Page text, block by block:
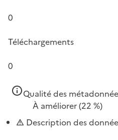
0
Téléchargements
0
Qualité des
À améliorer(22 %)
Description des